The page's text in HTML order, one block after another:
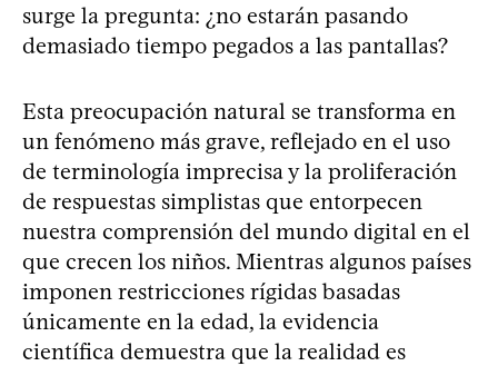
surge la pregunta: ¿no estarán pasando
demasiado tiempo pegados a las pantallas?
Esta preocupación natural se transforma en
un fenómeno más grave, reflejado en el uso
de terminología imprecisa y la proliferación
de respuestas simplistas que entorpecen
nuestra comprensión del mundo digital en el
que crecen los niños. Mientras algunos países
imponen restricciones rígidas basadas
únicamente en la edad, la evidencia
científica demuestra que la realidad es